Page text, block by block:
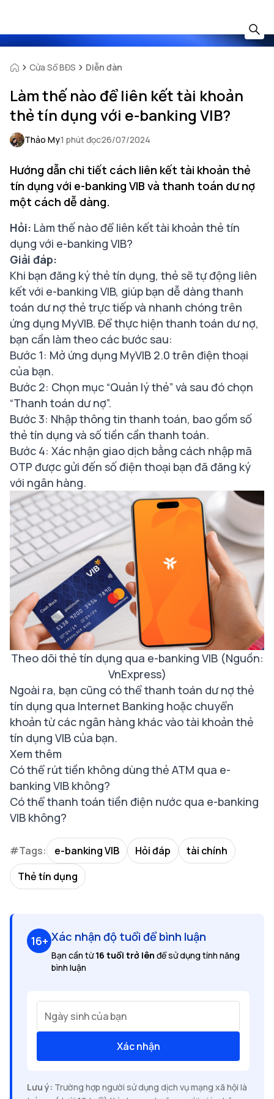
Cửa Sổ BĐS Diễn đàn
Làm thế nào để liên kết tài khoản
thẻ tín dụng với e-banking VIB?
Thảo My1 phút đọc26/07/2024
Hướng dẫn chi tiết cách liên kết tài khoản thẻ
tín dụng với e-banking VIB và thanh toán dư nợ
một cách dễ dàng.
Hỏi: Làm thế nào để liên kết tài khoản thẻ tín
dụng với e-banking VIB?
Giải đáp:
Khi bạn đăng ký thẻ tín dụng, thẻ sẽ tự động liên
kết với e-banking VIB, giúp bạn dễ dàng thanh
toán dư nợ thẻ trực tiếp và nhanh chóng trên
ứng dụng MyVIB. Để thực hiện thanh toán dư nợ,
bạn cần làm theo các bước sau:
Bước 1: Mở ứng dụng MyVIB 2.0 trên điện thoại
của bạn.
Bước 2: Chọn mục “Quản lý thẻ” và sau đó chọn
“Thanh toán dư nợ”.
Bước 3: Nhập thông tin thanh toán, bao gồm số
thẻ tín dụng và số tiền cần thanh toán.
Bước 4: Xác nhận giao dịch bằng cách nhập mã
OTP được gửi đến số điện thoại bạn đã đăng ký
với ngân hàng.
Theo dõi thẻ tín dụng qua e-banking VIB (Nguồn:
VnExpress)
Ngoài ra, bạn cũng có thể thanh toán dư nợ thẻ
tín dụng qua Internet Banking hoặc chuyển
khoản từ các ngân hàng khác vào tài khoản thẻ
tín dụng VIB của bạn.
Xem thêm
Có thể rút tiền không dùng thẻ ATM qua e-
banking VIB không?
Có thể thanh toán tiền điện nước qua e-banking
VIB không?
#Tags: e-banking VIB Hỏi đáp
tài chính
Thẻ tín dụng
16+ Xác nhận độ tuổi để bình luận
Bạn cần từ16 tuổi trở lên để sử dụng tính năng
bình luận
Ngày sinh của bạn
Xác nhận
Lưu ý: Trường hợp người sử dụng dịch vụ mạng xã hội là